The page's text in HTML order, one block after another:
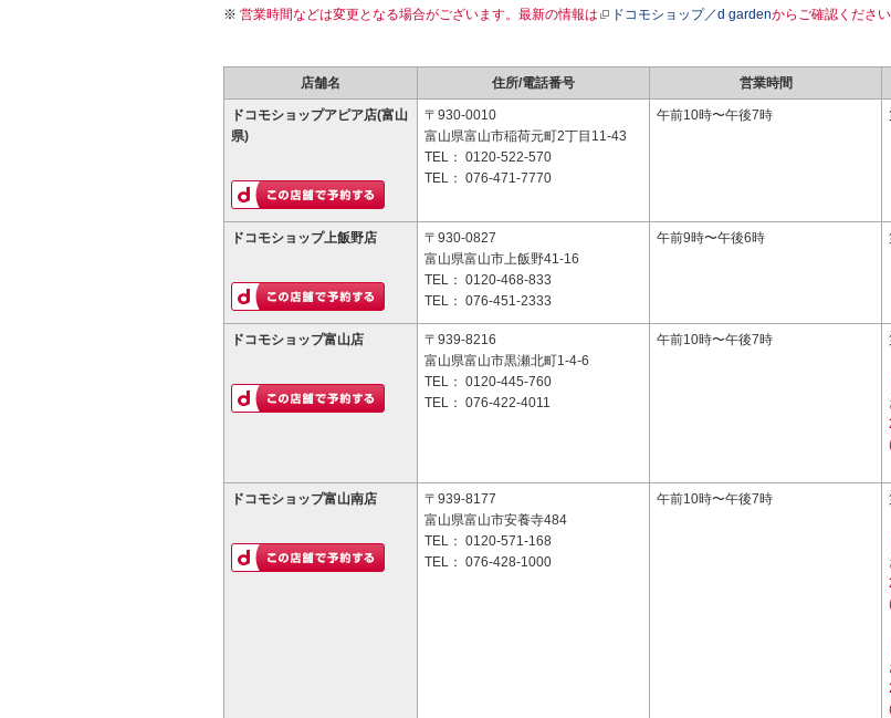
営業時間などは変更となる場合がございます。最新の情報は ドコモショップ／d gardenからご確認ください
店舗名 住所/電話番号 営業時間
ドコモショップアピア店(富山
県)
〒930-0010
富山県富山市稲荷元町2丁目11-43
TEL： 0120-522-570
TEL： 076-471-7770
午前10時〜午後7時
ドコモショップ上飯野店
〒930-0827
富山県富山市上飯野41-16
TEL： 0120-468-833
TEL： 076-451-2333
午前9時〜午後6時
ドコモショップ富山店
〒939-8216
富山県富山市黒瀬北町1-4-6
TEL： 0120-445-760
TEL： 076-422-4011
午前10時〜午後7時
ドコモショップ富山南店
〒939-8177
富山県富山市安養寺484
TEL： 0120-571-168
TEL： 076-428-1000
午前10時〜午後7時